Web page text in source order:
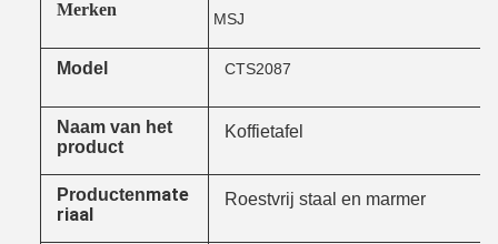
Merken MSJ
Model CTS2087
Naam van het
product
Koffietafel
Productenmate
riaal
Roestvrij staal en marmer